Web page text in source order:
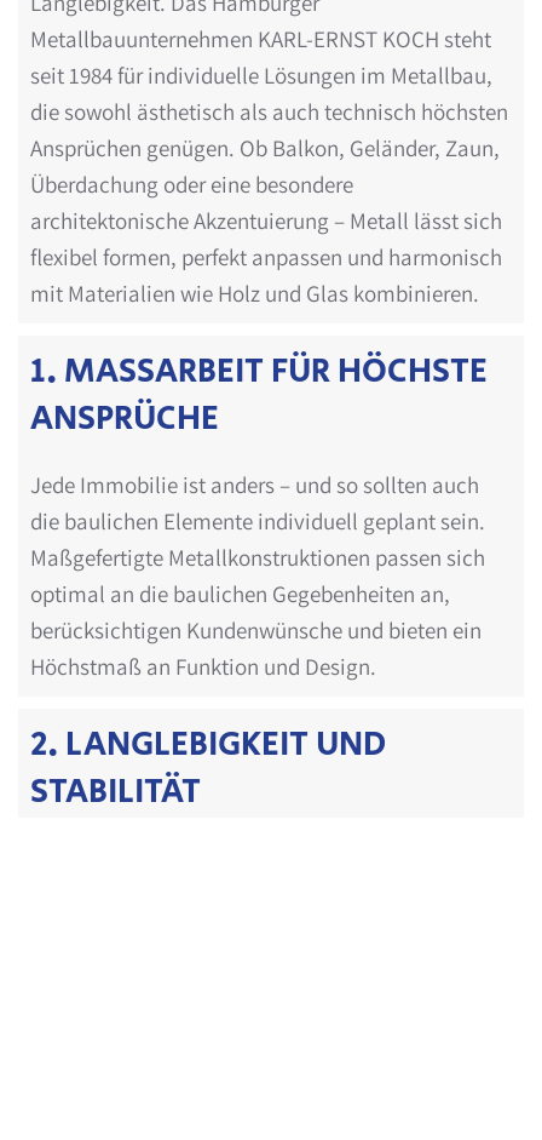
Metallbauunternehmen KARL-ERNST KOCH steht
seit 1984 für individuelle Lösungen im Metallbau,
die sowohl ästhetisch als auch technisch höchsten
Ansprüchen genügen. Ob Balkon, Geländer, Zaun,
Überdachung oder eine besondere
architektonische Akzentuierung – Metall lässt sich
flexibel formen, perfekt anpassen und harmonisch
mit Materialien wie Holz und Glas kombinieren.
1. MASSARBEIT FÜR HÖCHSTE A
NSPRÜCHE
Jede Immobilie ist anders – und so sollten auch
die baulichen Elemente individuell geplant sein.
Maßgefertigte Metallkonstruktionen passen sich
optimal an die baulichen Gegebenheiten an,
berücksichtigen Kundenwünsche und bieten ein
Höchstmaß an Funktion und Design.
2. LANGLEBIGKEIT UND
STABILITÄT